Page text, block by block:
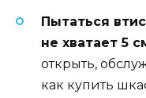
Пытаться
не хватает 5
открыть,
как купить